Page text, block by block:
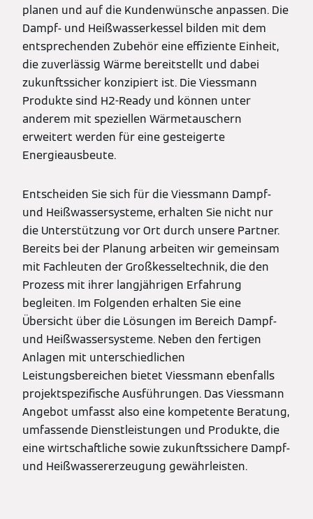
planen und auf die Kundenwünsche anpassen. Die
Dampf- und Heißwasserkessel bilden mit dem
entsprechenden Zubehör eine effiziente Einheit,
die zuverlässig Wärme bereitstellt und dabei
zukunftssicher konzipiert ist. Die Viessmann
Produkte sind H2-Ready und können unter
anderem mit speziellen Wärmetauschern
erweitert werden für eine gesteigerte
Energieausbeute.
Entscheiden Sie sich für die Viessmann Dampf-
und Heißwassersysteme, erhalten Sie nicht nur
die Unterstützung vor Ort durch unsere Partner.
Bereits bei der Planung arbeiten wir gemeinsam
mit Fachleuten der Großkesseltechnik, die den
Prozess mit ihrer langjährigen Erfahrung
begleiten. Im Folgenden erhalten Sie eine
Übersicht über die Lösungen im Bereich Dampf-
und Heißwassersysteme. Neben den fertigen
Anlagen mit unterschiedlichen
Leistungsbereichen bietet Viessmann ebenfalls
projektspezifische Ausführungen. Das Viessmann
Angebot umfasst also eine kompetente Beratung,
umfassende Dienstleistungen und Produkte, die
eine wirtschaftliche sowie zukunftssichere Dampf-
und Heißwassererzeugung gewährleisten.